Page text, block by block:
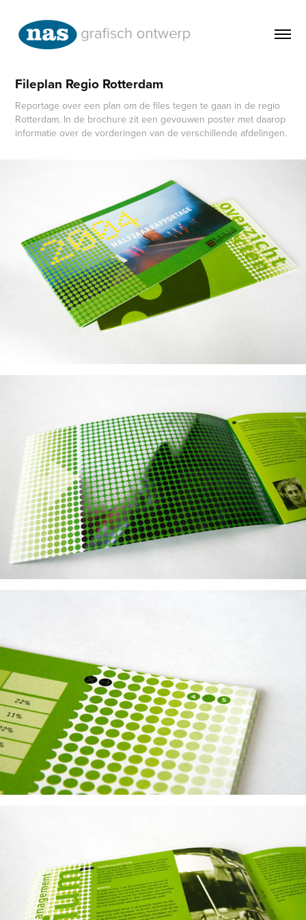
Fileplan Regio Rotterdam
Reportage over een plan om de files tegen te gaan in de regio
Rotterdam. In de brochure zit een gevouwen poster met daarop
informatie over de vorderingen van de verschillende afdelingen.